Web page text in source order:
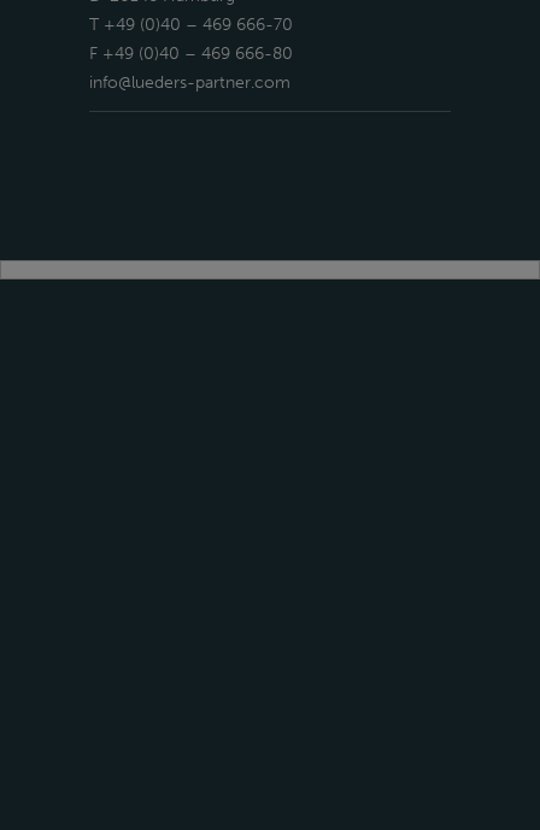
T +49 (0)40 – 469 666-70
F +49 (0)40 – 469 666-80
info@lueders-partner.com